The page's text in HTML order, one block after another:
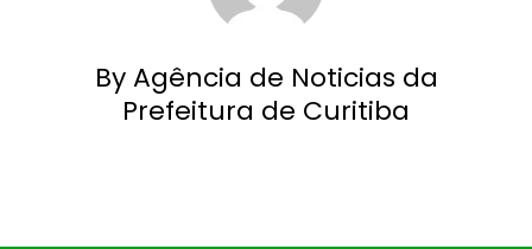
By Agência de Noticias da
Prefeitura de Curitiba